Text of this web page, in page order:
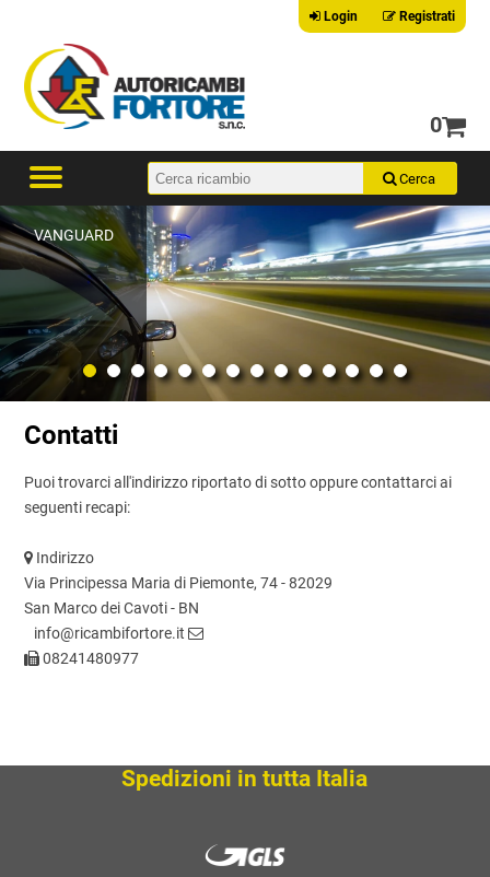
Login Registrati
0
VANGUARD
Contatti
Puoi trovarci all'indirizzo riportato di sotto oppure contattarci ai
seguenti recapi:
Indirizzo
Via Principessa Maria di Piemonte, 74 - 82029
San Marco dei Cavoti - BN
info@ricambifortore.it
08241480977
Spedizioni in tutta Italia